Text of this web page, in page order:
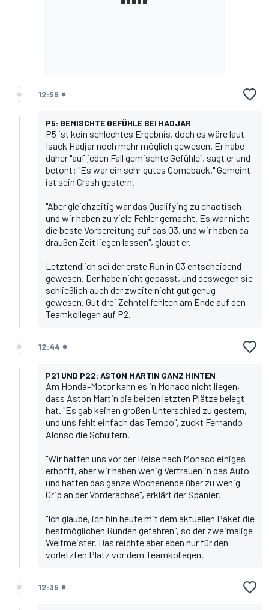
12:56
P5: GEMISCHTE GEFÜHLE BEI HADJAR
P5 ist kein schlechtes Ergebnis, doch es wäre laut
Isack Hadjarnoch mehr möglich gewesen. Er habe
daher "auf jeden Fall gemischte Gefühle", sagt er und
betont: "Es war ein sehr gutes Comeback." Gemeint
ist sein Crash gestern.
"Aber gleichzeitig war das Qualifying zu chaotisch
und wir haben zu viele Fehler gemacht. Es war nicht
die beste Vorbereitung auf das Q3, und wir haben da
draußen Zeit liegen lassen", glaubt er.
Letztendlich sei der erste Run in Q3 entscheidend
gewesen. Der habe nicht gepasst, und deswegen sie
schließlich auch der zweite nicht gut genug
gewesen. Gut drei Zehntel fehlten am Ende auf den
Teamkollegen auf P2.
12:44
P21 UND P22: ASTON MARTIN GANZ HINTEN
Am Honda-Motor kann es in Monaco nicht liegen,
dass Aston Martin die beiden letzten Plätze belegt
hat. "Es gab keinen großen Unterschied zu gestern,
und uns fehlt einfach das Tempo", zuckt Fernando
Alonso die Schultern.
"Wir hatten uns vor der Reise nach Monaco einiges
erhofft, aber wir haben wenig Vertrauen in das Auto
und hatten das ganze Wochenende über zu wenig
Grip an der Vorderachse", erklärt der Spanier.
"Ich glaube, ich bin heute mit dem aktuellen Paket die
bestmöglichen Runden gefahren", so der zweimalige
Weltmeister. Das reichte aber eben nur für den
vorletzten Platz vor dem Teamkollegen.
12:35